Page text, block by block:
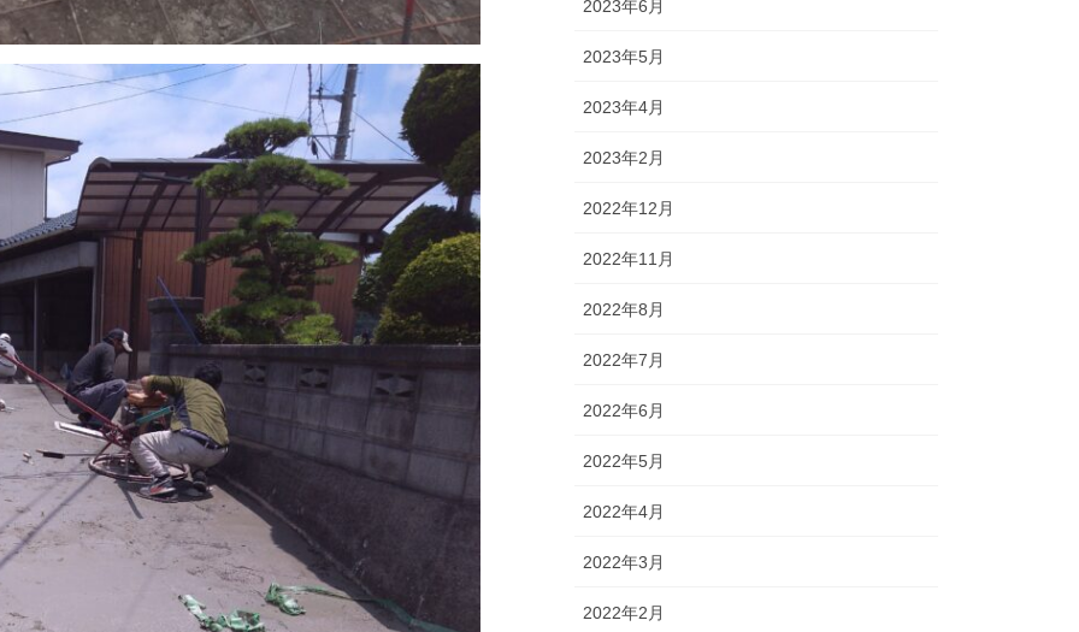
2023年6月
2023年5月
2023年4月
2023年2月
2022年12月
2022年11月
2022年8月
2022年7月
2022年6月
2022年5月
2022年4月
2022年3月
2022年2月